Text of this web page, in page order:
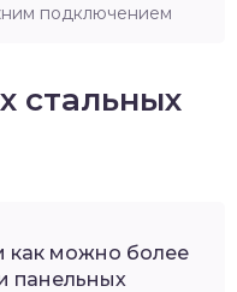
подключением
стальных
как можно более
панельных